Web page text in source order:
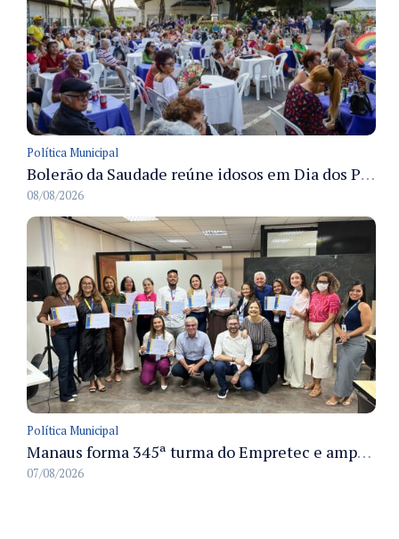
Política Municipal
Bolerão da Saudade reúne idosos em Dia dos Pais promovido pela Fundação Dr. Thomas em Manaus
08/08/2026
Política Municipal
Manaus forma 345ª turma do Empretec e amplia qualificação de empreendedores na cidade
07/08/2026